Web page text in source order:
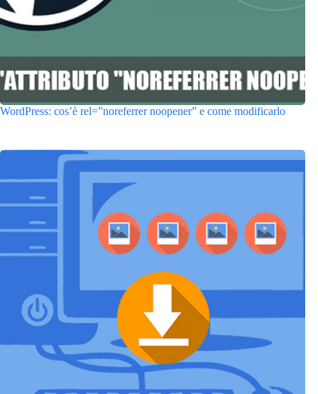
WordPress: cos’è rel=”noreferrer noopener” e come modificarlo